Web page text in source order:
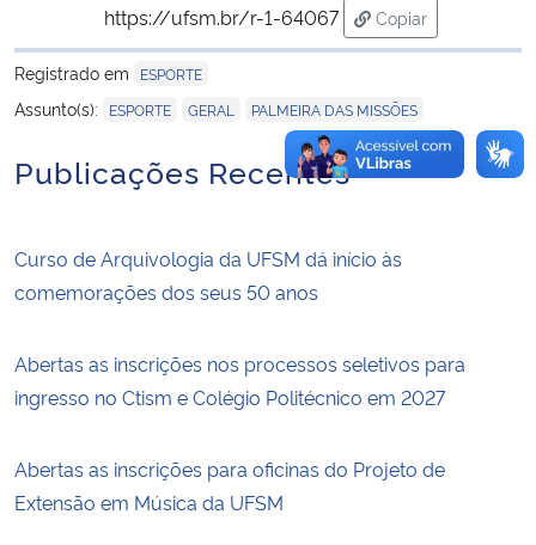
https://ufsm.br/r-1-64067
Copiar
para área de
Registrado em
ESPORTE
Assunto(s): ESPORTE GERAL PALMEIRA DAS MISSÕES
Publicações Recentes
Curso de Arquivologia da UFSM dá início às
comemorações dos seus 50 anos
Abertas as inscrições nos processos seletivos para
ingresso no Ctism e Colégio Politécnico em 2027
Abertas as inscrições para oficinas do Projeto de
Extensão em Música da UFSM